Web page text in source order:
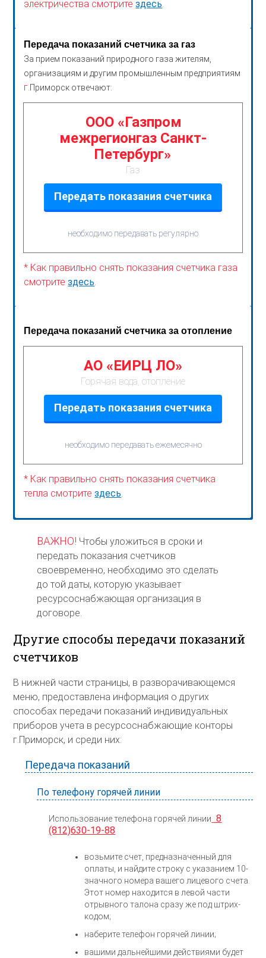
электричества смотритездесь
Передача показаний счетчика за газ
За прием показаний природного газа жителям,
организациям и другим промышленным предприятиям
г. Приморск отвечают:
ООО «Газпром
межрегионгаз Санкт-
Петербург»
Газ
Передать показания счетчика
необходимо передавать регулярно
* Как правильно снять показания счетчика газа
смотритездесь
Передача показаний счетчика за отопление
АО «ЕИРЦ ЛО»
Горячая вода, отопление
Передать показания счетчика
необходимо передавать ежемесячно
* Как правильно снять показания счетчика
тепла смотритездесь
ВАЖНО! Чтобы уложиться в сроки и
передать показания счетчиков
своевременно, необходимо это сделать
до той даты, которую указывает
ресурсоснабжающая организация в
договоре.
Другие способы передачи показаний
счетчиков
В нижней части страницы, в разворачивающемся
меню, предоставлена информация о других
способах передачи показаний индивидуальных
приборов учета в ресурсоснабжающие конторы
г.Приморск, и среди них:
Передача показаний
По телефону горячей линии
Использование телефона горячей линии 8
(812)630-19-88
возьмите счет, предназначенный для
оплаты, и найдите строку с указанием 10-
значного номера вашего лицевого счета.
Этот номер находится в левой части
отрывного талона сразу же под штрих-
кодом;
наберите телефон горячей линии;
вашими дальнейшими действиями будет